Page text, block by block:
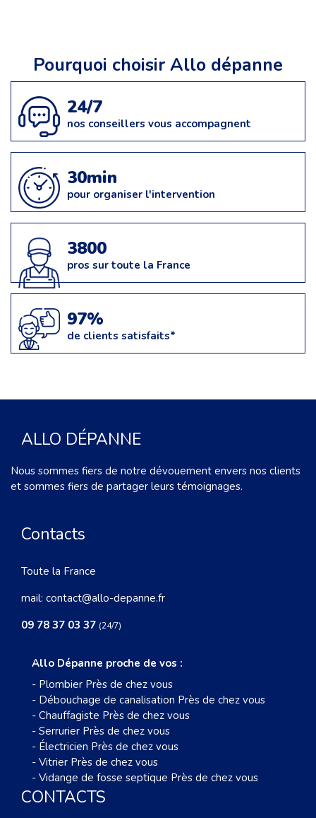
Pourquoi choisir Allo dépanne
24/7
nos conseillers vous accompagnent
30min
pour organiser l'intervention
3800
pros sur toute la France
97%
de clients satisfaits*
ALLO DÉPANNE
Nous sommes fiers de notre dévouement envers nos clients
et sommes fiers de partager leurs témoignages.
Contacts
Toute la France
mail: contact@allo-depanne.fr
09 78 37 03 37 (24/7)
Allo Dépanne proche de vos :
- Plombier Près de chez vous
- Débouchage de canalisation Près de chez vous
- Chauffagiste Près de chez vous
- Serrurier Près de chez vous
- Électricien Près de chez vous
- Vitrier Près de chez vous
- Vidange de fosse septique Près de chez vous
CONTACTS